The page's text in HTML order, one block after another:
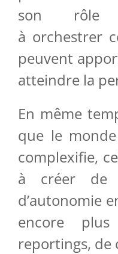
son rôle
à orchestrer
peuvent
atteindre la
En même
que le
complexifie,
à créer de
d’autonomie
encore
reportings,